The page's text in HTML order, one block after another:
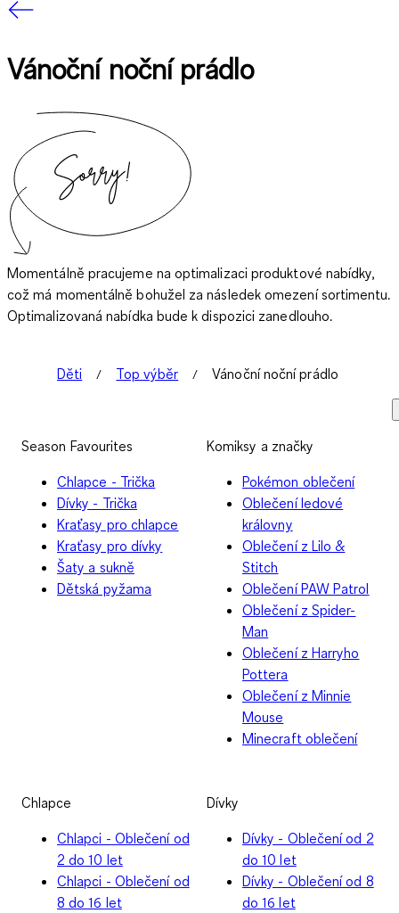
Vánoční noční prádlo
Momentálně pracujeme na optimalizaci produktové nabídky,
což má momentálně bohužel za následek omezení sortimentu.
Optimalizovaná nabídka bude k dispozici zanedlouho.
Děti Top výběr Vánoční noční prádlo
Season Favourites
Chlapce - Trička
Dívky - Trička
Kraťasy pro chlapce
Kraťasy pro dívky
Šaty a sukně
Dětská pyžama
Komiksy a značky
Pokémon oblečení
Oblečení ledové
královny
Oblečení z Lilo &
Stitch
Oblečení PAW Patrol
Oblečení z Spider-
Man
Oblečení z Harryho
Pottera
Oblečení z Minnie
Mouse
Minecraft oblečení
Chlapce
Chlapci - Oblečení od
2 do 10 let
Chlapci - Oblečení od
8 do 16 let
Dívky
Dívky - Oblečení od 2
do 10 let
Dívky - Oblečení od 8
do 16 let